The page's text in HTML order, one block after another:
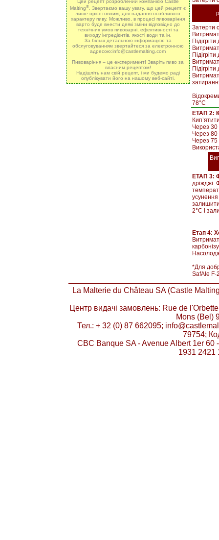
Цей рецепт розроблений компанією Castle
Malting®. Звертаємо вашу увагу, що цей рецепт є
лише орієнтовним, для надання особливого
характеру пиву. Можливо, в процесі пивоваріння
варто буде внести деякі зміни відповідно до
технічних умов пивоварні, ефективності та
виходу інгредієнтів, якості води та ін.
За більш детальною інформацією та
обслуговуванням звертайтеся за електронною
адресою:info@castlemalting.com
Пивоваріння – це експеримент! Зваріть пиво за
власним рецептом!
Надішліть нам свій рецепт, і ми будемо раді
опублікувати його на нашому веб-сайті.
Затерти
78°C
ЕТАП 2:
Через 30
Через 80
Через 75
ЕТАП 3:
дріжджі.
усунення
2°С і
Етап 4:
*Для
SafAle F-
La Malterie du Château SA (Castle
Центр видачі замовлень: Rue de
Mons (Bel)
Тел.: + 32 (0) 87 662095;
79754;
CBC Banque SA - Avenue Albert 1er 60
1931 2421